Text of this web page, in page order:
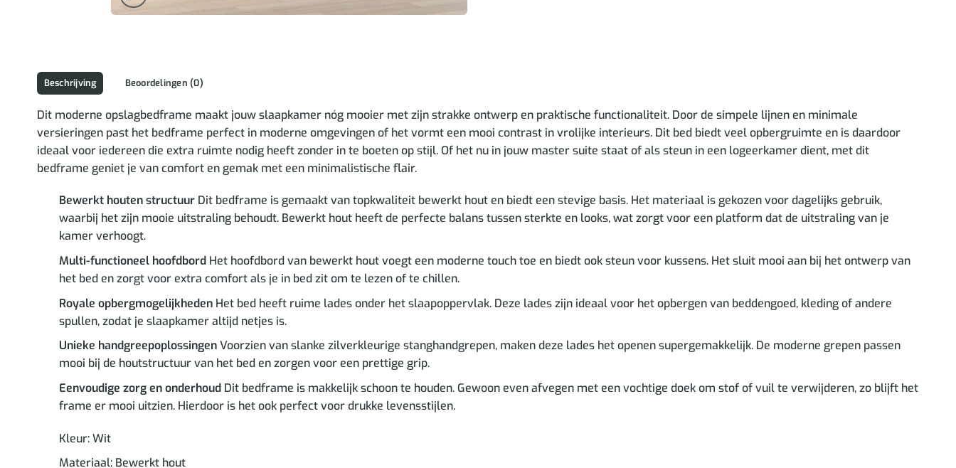
Beschrijving Beoordelingen (0)
Dit moderne opslagbedframe maakt jouw slaapkamer nóg mooier met zijn strakke ontwerp en praktische functionaliteit. Door de simpele lijnen en minimale
versieringen past het bedframe perfect in moderne omgevingen of het vormt een mooi contrast in vrolijke interieurs. Dit bed biedt veel opbergruimte en is daardoor
ideaal voor iedereen die extra ruimte nodig heeft zonder in te boeten op stijl. Of het nu in jouw master suite staat of als steun in een logeerkamer dient, met dit
bedframe geniet je van comfort en gemak met een minimalistische flair.
Bewerkt houten structuurDit bedframe is gemaakt van topkwaliteit bewerkt hout en biedt een stevige basis. Het materiaal is gekozen voor dagelijks gebruik,
waarbij het zijn mooie uitstraling behoudt. Bewerkt hout heeft de perfecte balans tussen sterkte en looks, wat zorgt voor een platform dat de uitstraling van je
kamer verhoogt.
Multi-functioneel hoofdbordHet hoofdbord van bewerkt hout voegt een moderne touch toe en biedt ook steun voor kussens. Het sluit mooi aan bij het ontwerp van
het bed en zorgt voor extra comfort als je in bed zit om te lezen of te chillen.
Royale opbergmogelijkhedenHet bed heeft ruime lades onder het slaapoppervlak. Deze lades zijn ideaal voor het opbergen van beddengoed, kleding of andere
spullen, zodat je slaapkamer altijd netjes is.
Unieke handgreepoplossingenVoorzien van slanke zilverkleurige stanghandgrepen, maken deze lades het openen supergemakkelijk. De moderne grepen passen
mooi bij de houtstructuur van het bed en zorgen voor een prettige grip.
Eenvoudige zorg en onderhoudDit bedframe is makkelijk schoon te houden. Gewoon even afvegen met een vochtige doek om stof of vuil te verwijderen, zo blijft het
frame er mooi uitzien. Hierdoor is het ook perfect voor drukke levensstijlen.
Kleur: Wit
Materiaal: Bewerkt hout